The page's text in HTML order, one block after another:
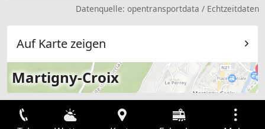
Datenquelle:opentransportdata / Echtzeitdaten
Auf Karte zeigen
Martigny-Croix